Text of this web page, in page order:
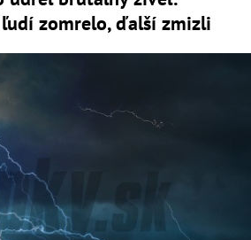
zomrelo, ďalší zmizli